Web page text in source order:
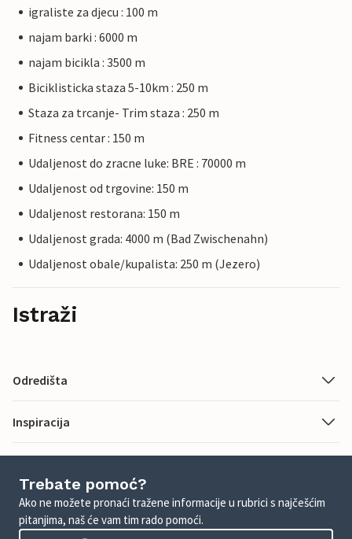
igraliste za djecu : 100 m
najam barki : 6000 m
najam bicikla : 3500 m
Biciklisticka staza 5-10km : 250 m
Staza za trcanje- Trim staza : 250 m
Fitness centar : 150 m
Udaljenost do zracne luke: BRE : 70000 m
Udaljenost od trgovine: 150 m
Udaljenost restorana: 150 m
Udaljenost grada: 4000 m (Bad Zwischenahn)
Udaljenost obale/kupalista: 250 m (Jezero)
Istraži
Odredišta
Inspiracija
Trebate pomoć?
Ako ne možete pronaći tražene informacije u rubrici s najčešćim
pitanjima, naš će vam tim rado pomoći.